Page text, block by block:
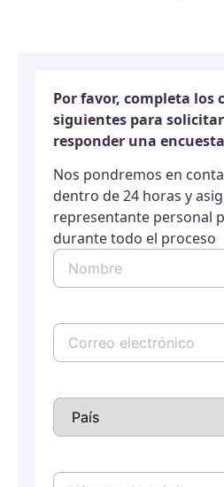
Por favor, completa los
siguientes para
responder una
Nos pondremos en
dentro de 24 horas y
representante personal
durante todo el proceso